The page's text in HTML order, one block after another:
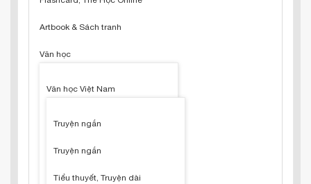
Artbook & Sách tranh
Văn học
Văn học Việt Nam
Truyện ngắn
Truyện ngắn
Tiểu thuyết, Truyện dài